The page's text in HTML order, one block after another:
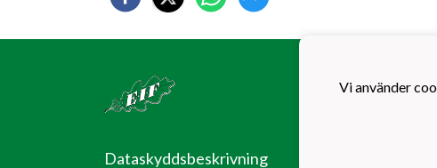
Dataskyddsbeskrivning
Ekenäs
EIF Fotboll
EIF -
Vi använder